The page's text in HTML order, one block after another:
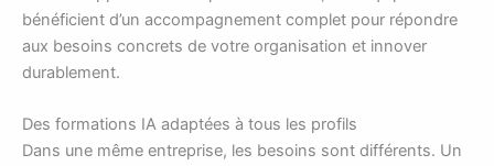
bénéficient d’un accompagnement complet pour répondre
aux besoins concrets de votre organisation et innover
durablement.
Des formations IA adaptées à tous les profils
Dans une même entreprise, les besoins sont différents. Un